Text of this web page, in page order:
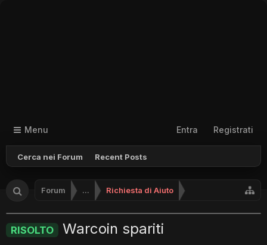
Menu
Cerca nei Forum Recent Posts
Entra Registrati
Forum ... Richiesta di Aiuto
RISOLTO Warcoin spariti